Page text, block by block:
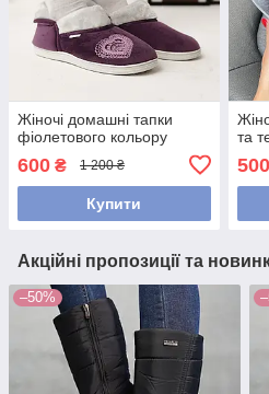
Жіночі домашні тапки
фіолетового кольору
600 ₴ 1 200 ₴
Купити
та
500
Акційні пропозиції та
–50%